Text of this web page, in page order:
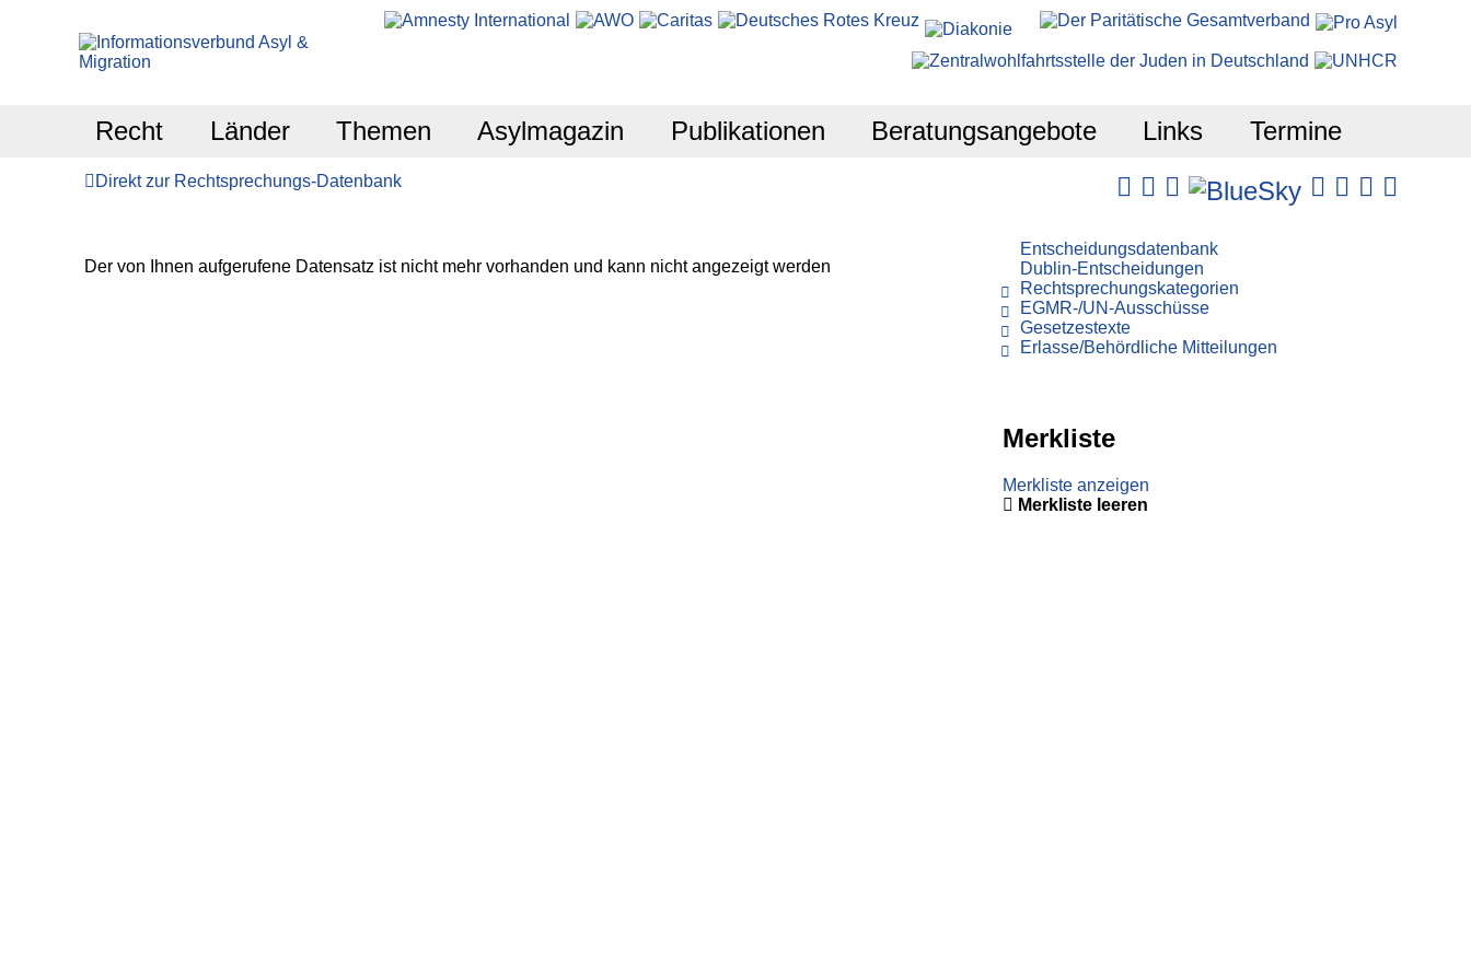
Recht Länder Themen Asylmagazin Publikationen Beratungsangebote Links Termine
Direkt zur Rechtsprechungs-Datenbank
Der von Ihnen aufgerufene Datensatz ist nicht mehr vorhanden und kann nicht angezeigt werden
Entscheidungsdatenbank
Dublin-Entscheidungen
Rechtsprechungskategorien
EGMR-/UN-Ausschüsse
Gesetzestexte
Erlasse/Behördliche Mitteilungen
Merkliste
Merkliste anzeigen
Merkliste leeren